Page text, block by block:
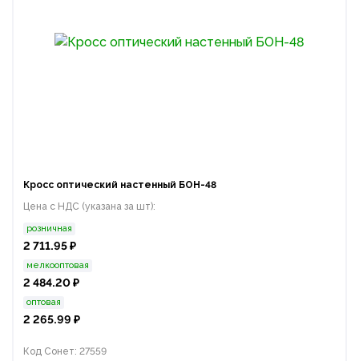
Кросс оптический настенный БОН-48
Цена с НДС (указана за шт):
розничная
2 711.95 ₽
мелкооптовая
2 484.20 ₽
оптовая
2 265.99 ₽
Код Сонет: 27559